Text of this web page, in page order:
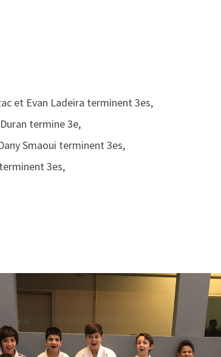
et Evan Ladeira terminent 3es,
termine 3e,
Smaoui terminent 3es,
3es,